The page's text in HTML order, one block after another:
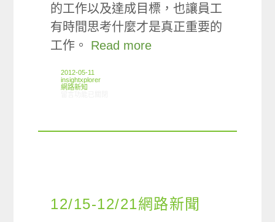
的工作以及達成目標，也讓員工
有時間思考什麼才是真正重要的
工作。 Read more
2012-05-11
insightxplorer
網路新知
12/15-12/21網路新聞